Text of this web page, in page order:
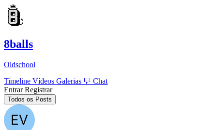
8balls
Oldschool
Timeline Vídeos Galerias 💬 Chat
Entrar Registrar
Todos os Posts